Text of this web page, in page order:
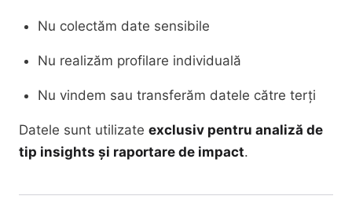
Nu colectăm date sensibile
Nu realizăm profilare individuală
Nu vindem sau transferăm datele către terți
Datele sunt utilizate exclusiv pentru analiză de
tip insights și raportare de impact.